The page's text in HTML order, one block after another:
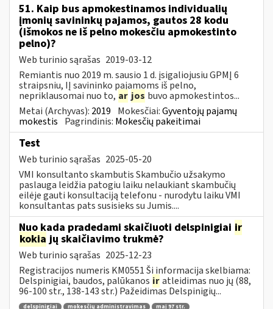
51. Kaip bus apmokestinamos individualių
įmonių savininkų pajamos, gautos 28 kodu
(išmokos ne iš pelno mokesčiu apmokestinto
pelno)?
Web turinio sąrašas 2019-03-12
Remiantis nuo 2019 m. sausio 1 d. įsigaliojusiu GPMĮ 6
straipsniu, IĮ savininko pajamoms iš pelno,
nepriklausomai nuo to, ar jos buvo apmokestintos...
Metai (Archyvas): 2019 Mokesčiai:Gyventojų pajamų
mokestis Pagrindinis: Mokesčių pakeitimai
Test
Web turinio sąrašas 2025-05-20
VMI konsultanto skambutis Skambučio užsakymo
paslauga leidžia patogiu laiku nelaukiant skambučių
eilėje gauti konsultaciją telefonu - nurodytu laiku VMI
konsultantas pats susisieks su Jumis....
Nuo kada pradedami skaičiuoti delspinigiai ir
kokia jų skaičiavimo trukmė?
Web turinio sąrašas 2025-12-23
Registracijos numeris KM0551 Ši informacija skelbiama:
Delspinigiai, baudos, palūkanos iratleidimas nuo jų (88,
96-100 str., 138-143 str.) Pažeidimas Delspinigių...
delspinigiai mokesčių administravimas maį 97 str.